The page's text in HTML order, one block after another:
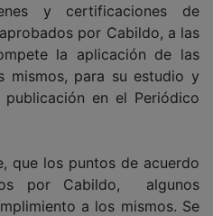
y certificaciones de
por Cabildo, a las
la aplicación de las
mismos, para su estudio y
en el Periódico
que los puntos de acuerdo
por Cabildo, algunos
a los mismos. Se